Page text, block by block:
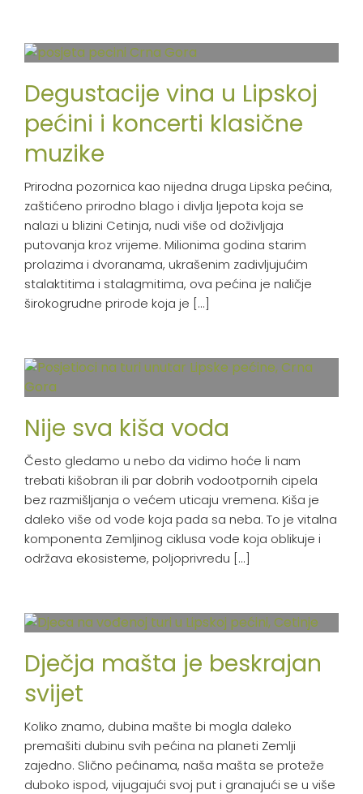
Degustacije vina u Lipskoj
pećini i koncerti klasične
muzike
Prirodna pozornica kao nijedna druga Lipska pećina,
zaštićeno prirodno blago i divlja ljepota koja se
nalazi u blizini Cetinja, nudi više od doživljaja
putovanja kroz vrijeme. Milionima godina starim
prolazima i dvoranama, ukrašenim zadivljujućim
stalaktitima i stalagmitima, ova pećina je naličje
širokogrudne prirode koja je [...]
Nije sva kiša voda
Često gledamo u nebo da vidimo hoće li nam
trebati kišobran ili par dobrih vodootpornih cipela
bez razmišljanja o većem uticaju vremena. Kiša je
daleko više od vode koja pada sa neba. To je vitalna
komponenta Zemljinog ciklusa vode koja oblikuje i
održava ekosisteme, poljoprivredu [...]
Dječja mašta je beskrajan
svijet
Koliko znamo, dubina mašte bi mogla daleko
premašiti dubinu svih pećina na planeti Zemlji
zajedno. Slično pećinama, naša mašta se proteže
duboko ispod, vijugajući svoj put i granajući se u više